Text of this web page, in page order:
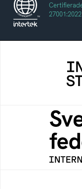
27001:2022
bidrar
Grunden